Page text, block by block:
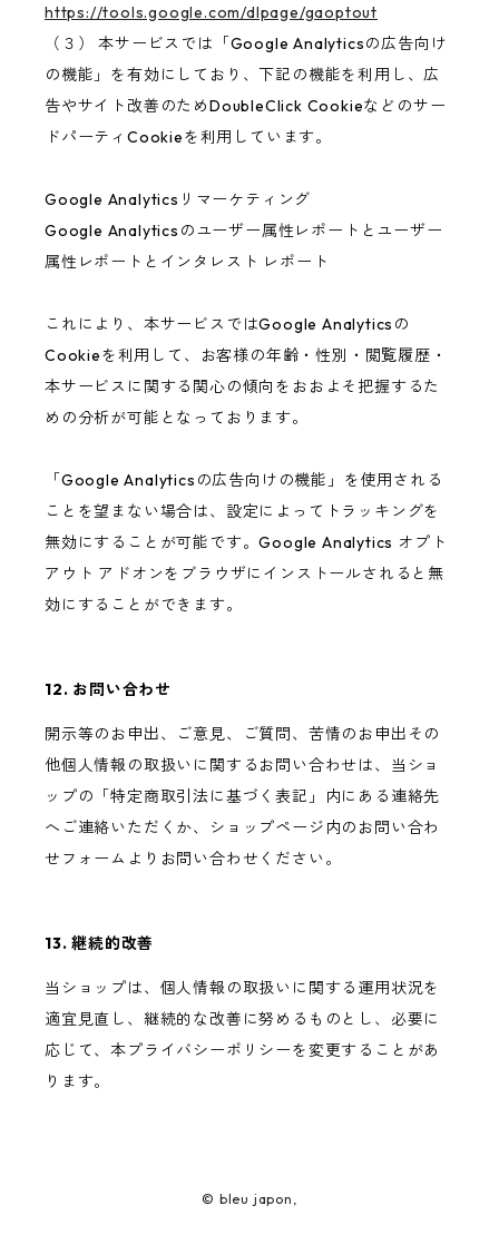
https://tools.google.com/dlpage/gaoptout
（３） 本サービスでは「Google Analyticsの広告向け
の機能」を有効にしており、下記の機能を利用し、広
告やサイト改善のためDoubleClick Cookieなどのサー
ドパーティCookieを利用しています。
Google Analyticsリマーケティング
Google Analyticsのユーザー属性レポートとユーザー
属性レポートとインタレスト レポート
これにより、本サービスではGoogle Analyticsの
Cookieを利用して、お客様の年齢・性別・閲覧履歴・
本サービスに関する関心の傾向をおおよそ把握するた
めの分析が可能となっております。
「Google Analyticsの広告向けの機能」を使用される
ことを望まない場合は、設定によってトラッキングを
無効にすることが可能です。Google Analytics オプト
アウト アドオンをブラウザにインストールされると無
効にすることができます。
12. お問い合わせ
開示等のお申出、ご意見、ご質問、苦情のお申出その
他個人情報の取扱いに関するお問い合わせは、当ショ
ップの「特定商取引法に基づく表記」内にある連絡先
へご連絡いただくか、ショップページ内のお問い合わ
せフォームよりお問い合わせください。
13. 継続的改善
当ショップは、個人情報の取扱いに関する運用状況を
適宜見直し、継続的な改善に努めるものとし、必要に
応じて、本プライバシーポリシーを変更することがあ
ります。
© bleu japon,